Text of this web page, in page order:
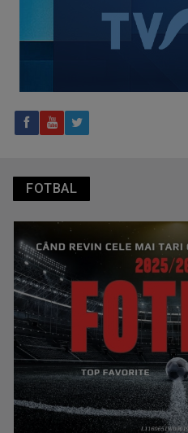
Tenis internațional la Târgu
TVR Sport transmite în direct
Campionatelor Europene de
FOTBAL